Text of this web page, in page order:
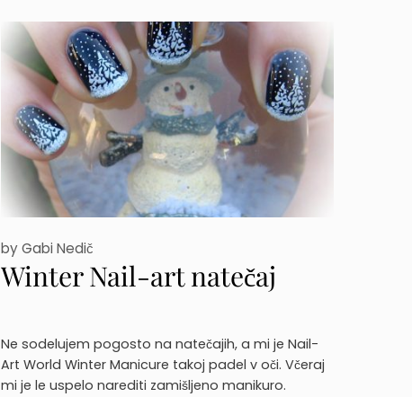
Winter Nail-art natečaj
byGabi Nedič
Ne sodelujem pogosto na natečajih, a mi je Nail-
Art World Winter Manicure takoj padel v oči. Včeraj
mi je le uspelo narediti zamišljeno manikuro.